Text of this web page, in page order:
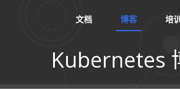
文档 博客 培
Kubernetes